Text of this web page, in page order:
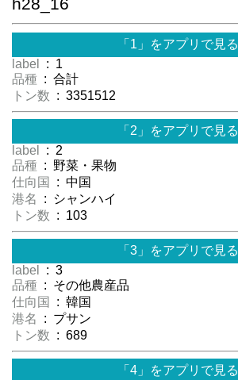
h28_16
「1」をアプリで見る
label
: 1
品種 : 合計
トン数 : 3351512
「2」をアプリで見る
label
: 2
品種 : 野菜・果物
仕向国
: 中国
港名
: シャンハイ
トン数 : 103
「3」をアプリで見る
label
: 3
品種 : その他農産品
仕向国
: 韓国
港名
: プサン
トン数 : 689
「4」をアプリで見る